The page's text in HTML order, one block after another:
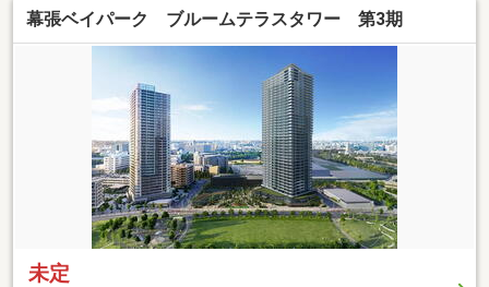
幕張ベイパーク ブルームテラスタワー 第3期
未定